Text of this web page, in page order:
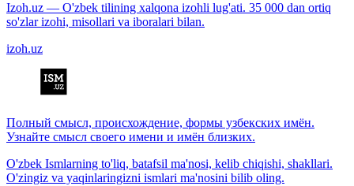
Izoh.uz — O'zbek tilining xalqona izohli lug'ati. 35 000 dan ortiq
so'zlar izohi, misollari va iboralari bilan.
izoh.uz
Полный смысл, происхождение, формы узбекских имён.
Узнайте смысл своего имени и имён близких.
O'zbek Ismlarning to'liq, batafsil ma'nosi, kelib chiqishi, shakllari.
O'zingiz va yaqinlaringizni ismlari ma'nosini bilib oling.